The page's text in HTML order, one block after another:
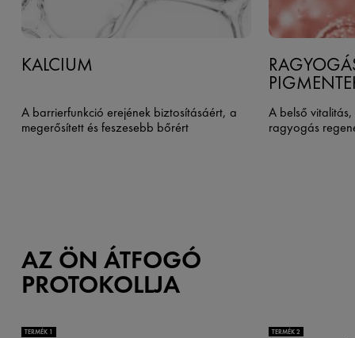
KALCIUM
A barrierfunkció erejének biztosításáért, a
megerősített és feszesebb bőrért
A belső
ragyogás
AZ ÖN ÁTFOGÓ
PROTOKOLLJA
TERMÉK 1 TERMÉK 2